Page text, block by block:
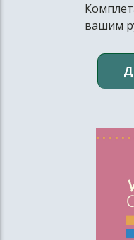
вашим